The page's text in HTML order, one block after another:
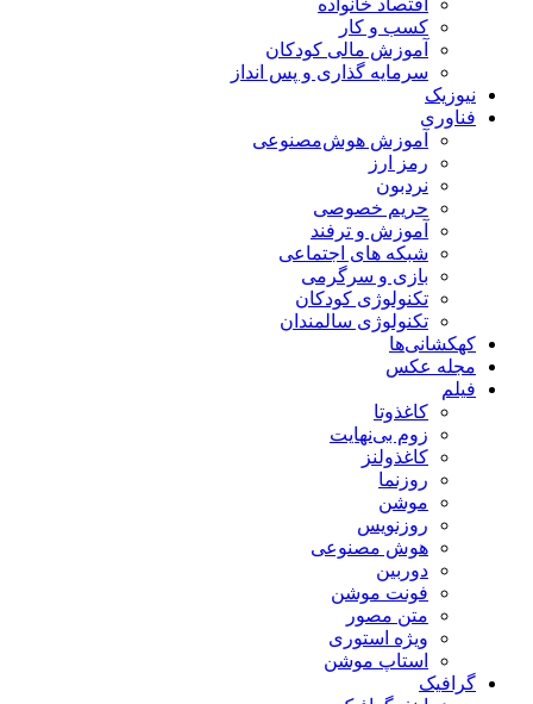
اقتصاد خانواده
کسب و کار
آموزش مالی کودکان
سرمایه گذاری و پس انداز
نیوزیک
فناوری
آموزش هوش‌مصنوعی
رمز ارز
نردبون
حریم خصوصی
آموزش و ترفند
شبکه های اجتماعی
بازی و سرگرمی
تکنولوژی کودکان
تکنولوژی سالمندان
کهکشانی‌ها
مجله عکس
فیلم
کاغذوتا
زوم بی‌نهایت
کاغذولنز
روزنما
موشن
روزنویس
هوش مصنوعی
دوربین
فونت موشن
متن مصور
ویژه استوری
استاپ موشن
گرافیک